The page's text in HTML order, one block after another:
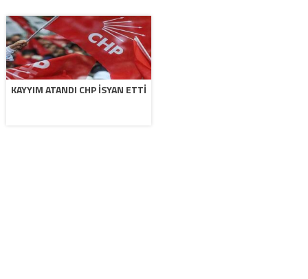
KAYYIM ATANDI CHP İSYAN ETTI